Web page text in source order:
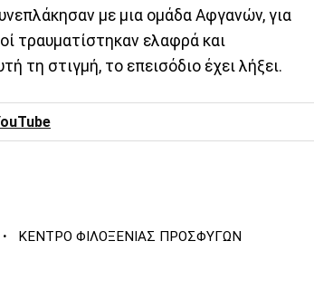
με μια ομάδα Αφγανών, για
τραυματίστηκαν ελαφρά και
τη στιγμή, το επεισόδιο έχει λήξει.
· ΚΕΝΤΡΟ ΦΙΛΟΞΕΝΙΑΣ ΠΡΟΣΦΥΓΩΝ